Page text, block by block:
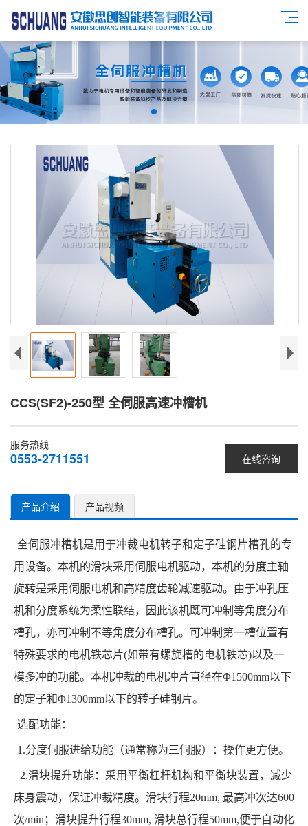
CCS(SF2)-250型 全伺服高速冲槽机
在线咨询
服务热线
0553-2711551
产品介绍 产品视频
全伺服冲槽机是用于冲裁电机转子和定子硅钢片槽孔的专
用设备。本机的滑块采用伺服电机驱动，本机的分度主轴
旋转是采用伺服电机和高精度齿轮减速驱动。由于冲孔压
机和分度系统为柔性联结，因此该机既可冲制等角度分布
槽孔，亦可冲制不等角度分布槽孔。可冲制第一槽位置有
特殊要求的电机铁芯片(如带有螺旋槽的电机铁芯)以及一
模多冲的功能。本机冲裁的电机冲片直径在Φ1500mm以下
的定子和Φ1300mm以下的转子硅钢片。
选配功能：
1.分度伺服进给功能（通常称为三伺服）：操作更方便。
2.滑块提升功能：采用平衡杠杆机构和平衡块装置，减少
床身震动，保证冲裁精度。滑块行程20mm, 最高冲次达600
次/min；滑块提升行程30mm, 滑块总行程50mm,便于自动化